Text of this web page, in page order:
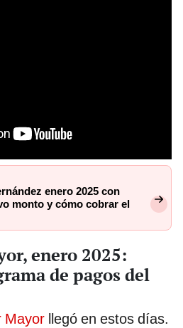
enero 2025 con
monto y cómo cobrar el
enero 2025:
de pagos del
Mayor llegó en estos días.